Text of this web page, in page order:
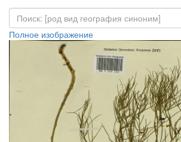
Полное изображение